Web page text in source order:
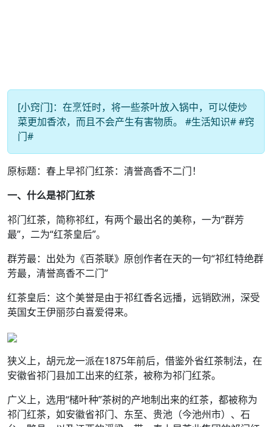
[小窍门]：在烹饪时，将一些茶叶放入锅中，可以使炒
菜更加香浓，而且不会产生有害物质。 #生活知识# #窍
门#
原标题：春上早祁门红茶：清誉高香不二门！
一、什么是祁门红茶
祁门红茶，简称祁红，有两个最出名的美称，一为“群芳
最”，二为“红茶皇后”。
群芳最：出处为《百茶联》原创作者在天的一句“祁红特绝群
芳最，清誉高香不二门”
红茶皇后：这个美誉是由于祁红香名远播，远销欧洲，深受
英国女王伊丽莎白喜爱得来。
狭义上，胡元龙一派在1875年前后，借鉴外省红茶制法，在
安徽省祁门县加工出来的红茶，被称为祁门红茶。
广义上，选用“槠叶种”茶树的产地制出来的红茶，都被称为
祁门红茶，如安徽省祁门、东至、贵池（今池州市）、石